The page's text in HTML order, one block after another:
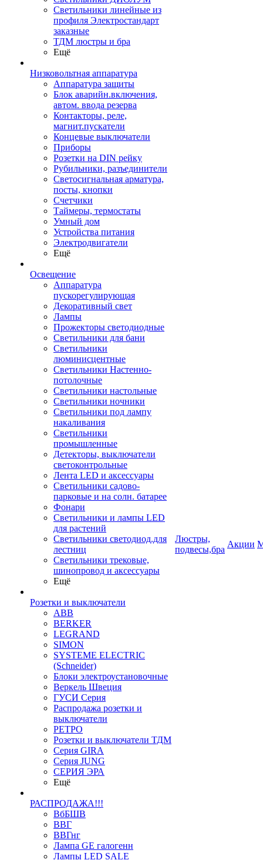
Светильники линейные из
профиля Электростандарт
заказные
ТДМ люстры и бра
Ещё
Низковольтная аппаратура
Аппаратура защиты
Блок аварийн.включения,
автом. ввода резерва
Контакторы, реле,
магнит.пускатели
Концевые выключатели
Приборы
Розетки на DIN рейку
Рубильники, разъединители
Светосигнальная арматура,
посты, кнопки
Счетчики
Таймеры, термостаты
Умный дом
Устройства питания
Электродвигатели
Ещё
Освещение
Аппаратура
пускорегулирующая
Декоративный свет
Лампы
Прожекторы светодиодные
Светильники для бани
Светильники
люминисцентные
Светильники Настенно-
потолочные
Светильники настольные
Светильники ночники
Светильники под лампу
накаливания
Светильники
промышленные
Детекторы, выключатели
светоконтрольные
Лента LED и аксессуары
Светильники садово-
парковые и на солн. батарее
Фонари
Светильники и лампы LED
для растений
Светильники светодиод.для
лестниц
Светильники трековые,
шинопровод и аксессуары
Ещё
Розетки и выключатели
ABB
BERKER
LEGRAND
SIMON
SYSTEME ELECTRIC
(Schneider)
Блоки электроустановочные
Веркель Швеция
ГУСИ Серия
Распродажа розетки и
выключатели
РЕТРО
Розетки и выключатели ТДМ
Серия GIRA
Серия JUNG
СЕРИЯ ЭРА
Ещё
РАСПРОДАЖА!!!
ВбБШВ
ВВГ
ВВГнг
Лампа GE галогенн
Лампы LED SALE
Люстры,
подвесы,бра
Акции